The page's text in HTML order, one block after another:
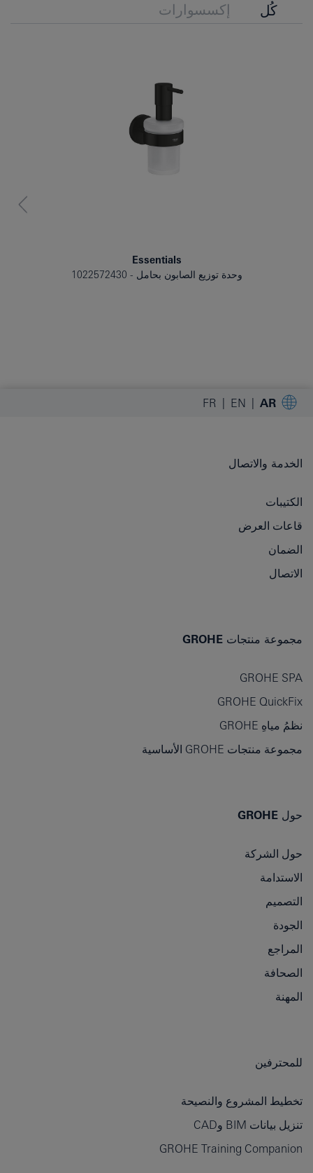
كُل إكسسوارات
Essentials
وحدة توزيع الصابون بحامل
1022572430
AR
EN
FR
الخدمة والاتصال
الكتيبات
قاعات العرض
الضمان
الاتصال
مجموعة منتجات GROHE
GROHE SPA
GROHE QuickFix
نظمُ مياهِ GROHE
مجموعة منتجات GROHE الأساسية
حول GROHE
حول الشركة
الاستدامة
التصميم
الجودة
المراجع
الصحافة
المهنة
للمحترفين
تخطيط المشروع والنصيحة
تنزيل بيانات BIM وCAD
GROHE Training Companion